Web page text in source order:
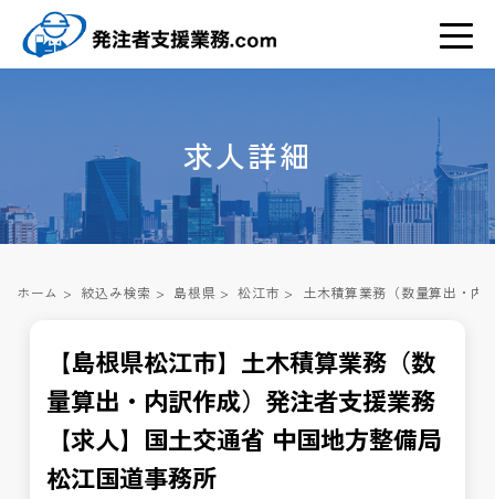
求人詳細
ホーム > 絞込み検索 > 島根県 > 松江市 > 土木積算業務（数量算出・内
【島根県松江市】土木積算業務（数
量算出・内訳作成）発注者支援業務
【求人】国土交通省 中国地方整備局
松江国道事務所